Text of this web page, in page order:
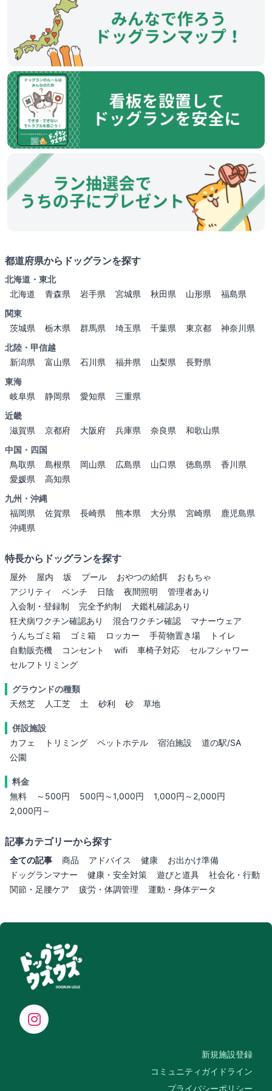
都道府県からドッグランを探す
北海道・東北
北海道
青森県 岩手県 宮城県 秋田県 山形県
福島県
関東
茨城県
栃木県 群馬県 埼玉県 千葉県 東京都
神奈川県
北陸・甲信越
新潟県
富山県 石川県 福井県 山梨県
長野県
東海
岐阜県
静岡県 愛知県
三重県
近畿
滋賀県
京都府 大阪府 兵庫県 奈良県
和歌山県
中国・四国
鳥取県
島根県 岡山県 広島県 山口県 徳島県
香川県
愛媛県
高知県
九州・沖縄
福岡県
佐賀県 長崎県 熊本県 大分県 宮崎県
鹿児島県
沖縄県
特長からドッグランを探す
屋外 屋内 坂 プール おやつの給餌
おもちゃ
アジリティ
ベンチ 日陰 夜間照明
管理者あり
入会制・登録制
完全予約制
犬鑑札確認あり
狂犬病ワクチン確認あり
混合ワクチン確認
マナーウェア
うんちゴミ箱
ゴミ箱 ロッカー 手荷物置き場
トイレ
自動販売機
コンセント wifi 車椅子対応
セルフシャワー
セルフトリミング
グラウンドの種類
天然芝
人工芝 土 砂利 砂 草地
併設施設
カフェ
トリミング ペットホテル 宿泊施設
道の駅/SA
公園
料金
無料
～500円 500円～1,000円
1,000円～2,000円
2,000円～
記事カテゴリーから探す
全ての記事 商品 アドバイス 健康
お出かけ準備
ドッグランマナー
健康・安全対策 遊びと道具
社会化・行動
関節・足腰ケア
疲労・体調管理 運動・身体データ
新規施設登録
コミュニティガイドライン
プライバシーポリシー